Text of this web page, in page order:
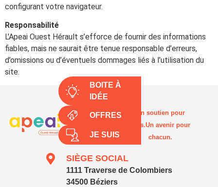
BOITE À
IDÉE
OFFRES
JE SUIS
configurant votre navigateur.
Responsabilité
L’Apeai Ouest Hérault s’efforce de fournir des informations
fiables, mais ne saurait être tenue responsable d’erreurs,
d’omissions ou d’éventuels dommages liés à l’utilisation du
site.
Un soutien pour
tous.Un avenir pour
chacun.
SIÈGE SOCIAL
1111 Traverse de Colombiers
34500 Béziers